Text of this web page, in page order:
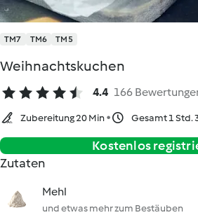
TM7 TM6 TM5
Weihnachtskuchen
4.4 166
Zubereitung 20 Min Gesamt 1 Std.
Kostenlos
Zutaten
Mehl
und etwas mehr zum Bestäuben